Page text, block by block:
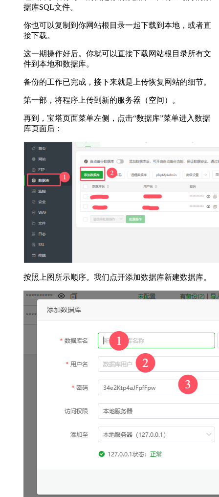
据库SQL文件。
你也可以复制到你网站根目录一起下载到本地，或者直
接下载。
这一期操作好后。你就可以直接下载网站根目录所有文
件到本地和数据库。
备份的工作已完成，接下来就是上传恢复网站的细节。
第一部，将程序上传到新的服务器（空间）。
再到，宝塔页面菜单左侧，点击“数据库”菜单进入数据
库页面后：
按照上图所示顺序。我们点开添加数据库新建数据库。